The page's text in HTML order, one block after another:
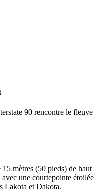
90 rencontre le fleuve
mètres (50 pieds) de haut
une courtepointe étoilée
Lakota et Dakota.